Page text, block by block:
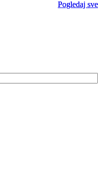
Pogledaj sve
Pogledaj sve